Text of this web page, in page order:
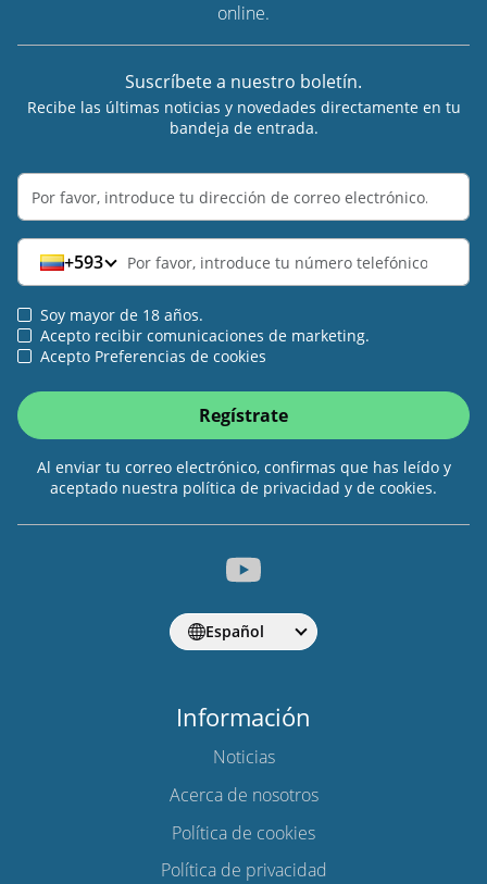
online.
Suscríbete a nuestro boletín.
Recibe las últimas noticias y novedades directamente en tu
bandeja de entrada.
+593
Soy mayor de 18 años.
Acepto recibir comunicaciones de marketing.
Acepto Preferencias de cookies
Regístrate
Al enviar tu correo electrónico, confirmas que has leído y
aceptado nuestra política de privacidad y de cookies.
Español
Información
Noticias
Acerca de nosotros
Política de cookies
Política de privacidad